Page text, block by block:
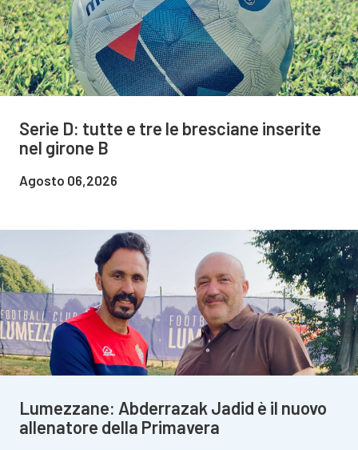
Serie D: tutte e tre le bresciane inserite
nel girone B
Agosto 06,2026
Lumezzane: Abderrazak Jadid è il nuovo
allenatore della Primavera